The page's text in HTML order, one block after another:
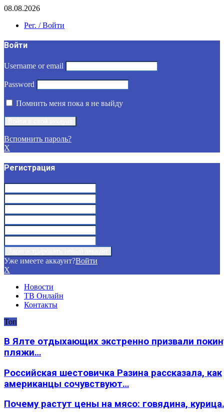
08.08.2026
Рег. / Войти
Войти
Username or email
Password
Помнить меня пока я не выйду
Вспомнить пароль?
X
Регистрация
Уже имеете аккаунт?Войти
X
Новости
ТВ Онлайн
Контакты
Топ
В Ялте отдыхающих экстренно призвали
пляжи…
Российская шестовичка Разина рассказала, как
американцы сочувствуют…
Почему растут цены на мясо: говядина,